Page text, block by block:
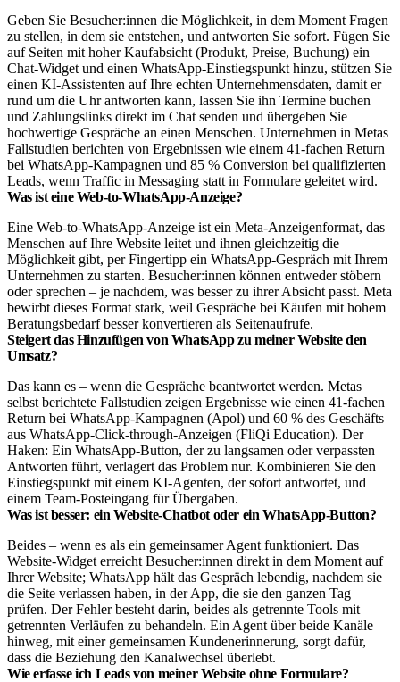
Geben Sie Besucher:innen die Möglichkeit, in dem Moment Fragen
zu stellen, in dem sie entstehen, und antworten Sie sofort. Fügen Sie
auf Seiten mit hoher Kaufabsicht (Produkt, Preise, Buchung) ein
Chat-Widget und einen WhatsApp-Einstiegspunkt hinzu, stützen Sie
einen KI-Assistenten auf Ihre echten Unternehmensdaten, damit er
rund um die Uhr antworten kann, lassen Sie ihn Termine buchen
und Zahlungslinks direkt im Chat senden und übergeben Sie
hochwertige Gespräche an einen Menschen. Unternehmen in Metas
Fallstudien berichten von Ergebnissen wie einem 41-fachen Return
bei WhatsApp-Kampagnen und 85 % Conversion bei qualifizierten
Leads, wenn Traffic in Messaging statt in Formulare geleitet wird.
Was ist eine Web-to-WhatsApp-Anzeige?
Eine Web-to-WhatsApp-Anzeige ist ein Meta-Anzeigenformat, das
Menschen auf Ihre Website leitet und ihnen gleichzeitig die
Möglichkeit gibt, per Fingertipp ein WhatsApp-Gespräch mit Ihrem
Unternehmen zu starten. Besucher:innen können entweder stöbern
oder sprechen – je nachdem, was besser zu ihrer Absicht passt. Meta
bewirbt dieses Format stark, weil Gespräche bei Käufen mit hohem
Beratungsbedarf besser konvertieren als Seitenaufrufe.
Steigert das Hinzufügen von WhatsApp zu meiner Website den
Umsatz?
Das kann es – wenn die Gespräche beantwortet werden. Metas
selbst berichtete Fallstudien zeigen Ergebnisse wie einen 41-fachen
Return bei WhatsApp-Kampagnen (Apol) und 60 % des Geschäfts
aus WhatsApp-Click-through-Anzeigen (FliQi Education). Der
Haken: Ein WhatsApp-Button, der zu langsamen oder verpassten
Antworten führt, verlagert das Problem nur. Kombinieren Sie den
Einstiegspunkt mit einem KI-Agenten, der sofort antwortet, und
einem Team-Posteingang für Übergaben.
Was ist besser: ein Website-Chatbot oder ein WhatsApp-Button?
Beides – wenn es als ein gemeinsamer Agent funktioniert. Das
Website-Widget erreicht Besucher:innen direkt in dem Moment auf
Ihrer Website; WhatsApp hält das Gespräch lebendig, nachdem sie
die Seite verlassen haben, in der App, die sie den ganzen Tag
prüfen. Der Fehler besteht darin, beides als getrennte Tools mit
getrennten Verläufen zu behandeln. Ein Agent über beide Kanäle
hinweg, mit einer gemeinsamen Kundenerinnerung, sorgt dafür,
dass die Beziehung den Kanalwechsel überlebt.
Wie erfasse ich Leads von meiner Website ohne Formulare?